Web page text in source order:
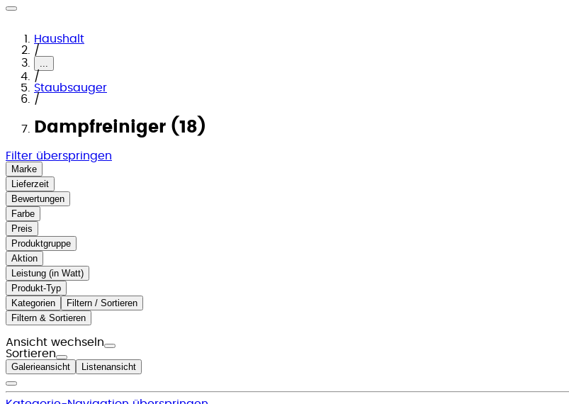
Haushalt
/
...
/
Staubsauger
/
Dampfreiniger (18)
Filter überspringen
Marke
Lieferzeit
Bewertungen
Farbe
Preis
Produktgruppe
Aktion
Leistung (in Watt)
Produkt-Typ
Kategorien
Filtern / Sortieren
Filtern & Sortieren
Ansicht wechseln
Sortieren
Galerieansicht Listenansicht